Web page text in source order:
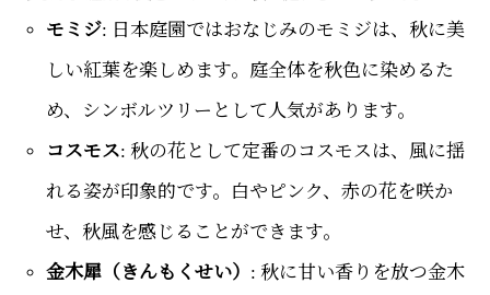
モミジ: 日本庭園ではおなじみのモミジは、秋に美
しい紅葉を楽しめます。庭全体を秋色に染めるた
め、シンボルツリーとして人気があります。
コスモス: 秋の花として定番のコスモスは、風に揺
れる姿が印象的です。白やピンク、赤の花を咲か
せ、秋風を感じることができます。
金木犀（きんもくせい） : 秋に甘い香りを放つ金木